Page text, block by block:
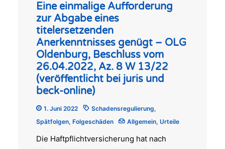
Eine einmalige Aufforderung
zur Abgabe eines
titelersetzenden
Anerkenntnisses genügt – OLG
Oldenburg, Beschluss vom
26.04.2022, Az. 8 W 13/22
(veröffentlicht bei juris und
beck-online)
1. Juni 2022 Schadensregulierung,
Spätfolgen, Folgeschäden Allgemein, Urteile
Die Haftpflichtversicherung hat nach